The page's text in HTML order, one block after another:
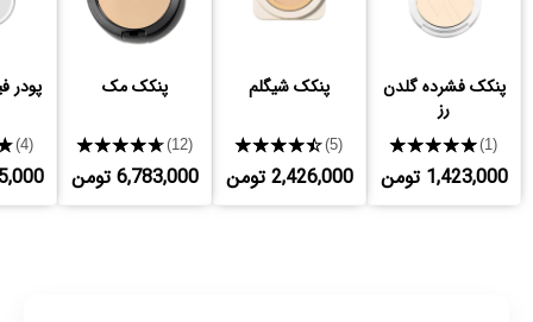
پنکک فشرده گلدن
رز
★★★★★(1)
1,423,000 تومن
پنکک شیگلم
★★★★★(5)
2,426,000 تومن
پنکک مک
★★★★★(12)
6,783,000 تومن
پودر
(4)